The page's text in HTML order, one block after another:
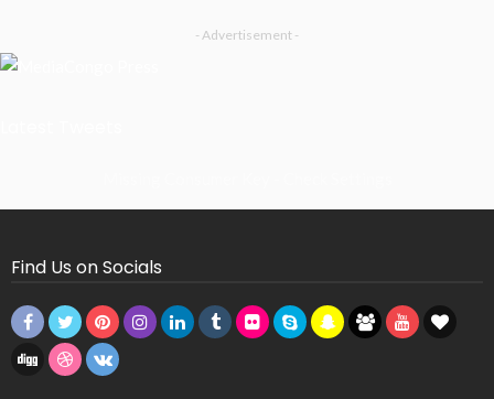
- Advertisement -
Find Us on Socials